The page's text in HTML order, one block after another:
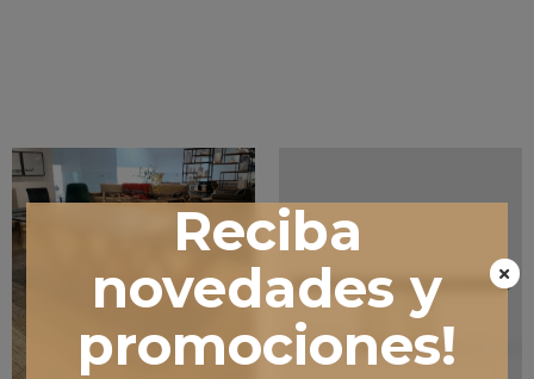
Reciba
novedades y
promociones!